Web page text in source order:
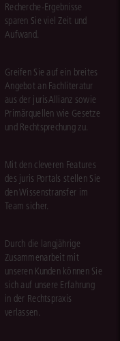
Recherche-Ergebnisse
sparen Sie viel Zeit und
Aufwand.
Greifen Sie auf ein breites
Angebot an Fachliteratur
aus der jurisAllianz sowie
Primärquellen wie Gesetze
und Rechtsprechung zu.
Mit den cleveren Features
des juris Portals stellen Sie
den Wissenstransfer im
Team sicher.
Durch die langjährige
Zusammenarbeit mit
unseren Kunden können Sie
sich auf unsere Erfahrung
in der Rechtspraxis
verlassen.